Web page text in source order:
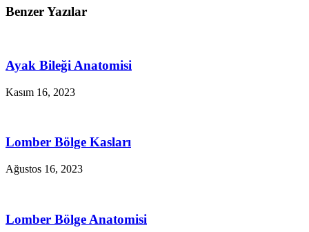
Benzer Yazılar
Ayak Bileği Anatomisi
Kasım 16, 2023
Lomber Bölge Kasları
Ağustos 16, 2023
Lomber Bölge Anatomisi